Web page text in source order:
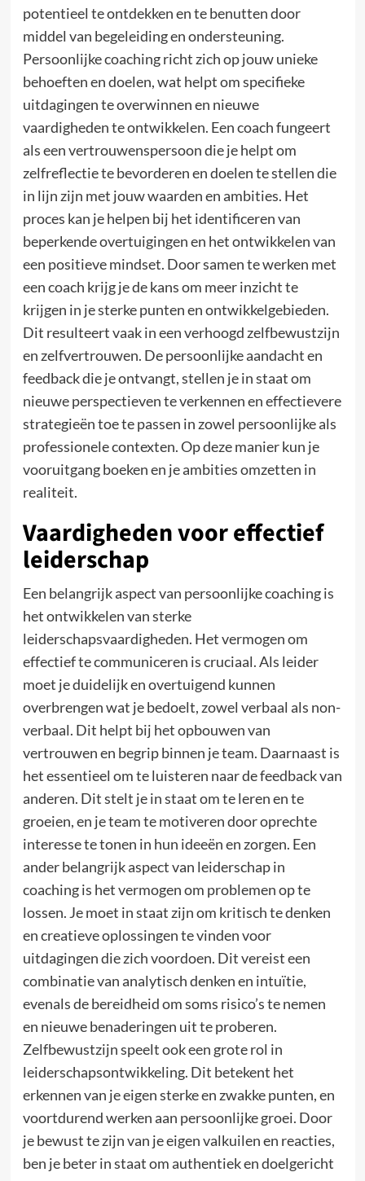
potentieel te ontdekken en te benutten door
middel van begeleiding en ondersteuning.
Persoonlijke coaching richt zich op jouw unieke
behoeften en doelen, wat helpt om specifieke
uitdagingen te overwinnen en nieuwe
vaardigheden te ontwikkelen. Een coach fungeert
als een vertrouwenspersoon die je helpt om
zelfreflectie te bevorderen en doelen te stellen die
in lijn zijn met jouw waarden en ambities. Het
proces kan je helpen bij het identificeren van
beperkende overtuigingen en het ontwikkelen van
een positieve mindset. Door samen te werken met
een coach krijg je de kans om meer inzicht te
krijgen in je sterke punten en ontwikkelgebieden.
Dit resulteert vaak in een verhoogd zelfbewustzijn
en zelfvertrouwen. De persoonlijke aandacht en
feedback die je ontvangt, stellen je in staat om
nieuwe perspectieven te verkennen en effectievere
strategieën toe te passen in zowel persoonlijke als
professionele contexten. Op deze manier kun je
vooruitgang boeken en je ambities omzetten in
realiteit.
Vaardigheden voor effectief
leiderschap
Een belangrijk aspect van persoonlijke coaching is
het ontwikkelen van sterke
leiderschapsvaardigheden. Het vermogen om
effectief te communiceren is cruciaal. Als leider
moet je duidelijk en overtuigend kunnen
overbrengen wat je bedoelt, zowel verbaal als non-
verbaal. Dit helpt bij het opbouwen van
vertrouwen en begrip binnen je team. Daarnaast is
het essentieel om te luisteren naar de feedback van
anderen. Dit stelt je in staat om te leren en te
groeien, en je team te motiveren door oprechte
interesse te tonen in hun ideeën en zorgen. Een
ander belangrijk aspect van leiderschap in
coaching is het vermogen om problemen op te
lossen. Je moet in staat zijn om kritisch te denken
en creatieve oplossingen te vinden voor
uitdagingen die zich voordoen. Dit vereist een
combinatie van analytisch denken en intuïtie,
evenals de bereidheid om soms risico’s te nemen
en nieuwe benaderingen uit te proberen.
Zelfbewustzijn speelt ook een grote rol in
leiderschapsontwikkeling. Dit betekent het
erkennen van je eigen sterke en zwakke punten, en
voortdurend werken aan persoonlijke groei. Door
je bewust te zijn van je eigen valkuilen en reacties,
ben je beter in staat om authentiek en doelgericht